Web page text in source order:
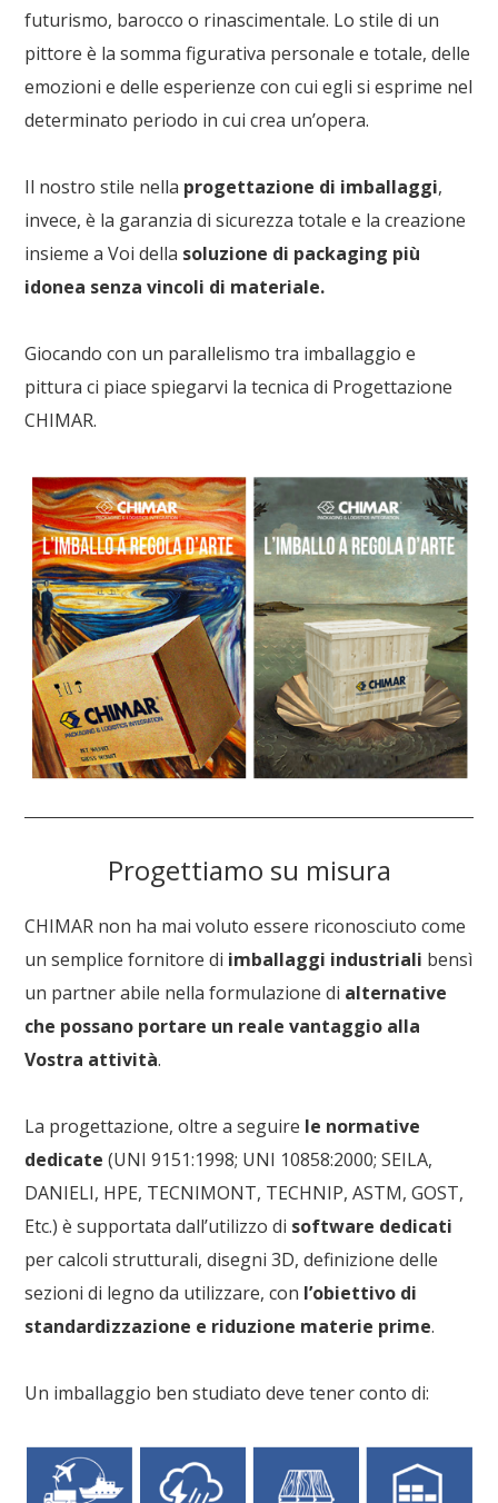
futurismo, barocco o rinascimentale. Lo stile di un
pittore è la somma figurativa personale e totale, delle
emozioni e delle esperienze con cui egli si esprime nel
determinato periodo in cui crea un’opera.
Il nostro stile nella progettazione di imballaggi,
invece, è la garanzia di sicurezza totale e la creazione
insieme a Voi della soluzione di packaging più
idonea senza vincoli di materiale.
Giocando con un parallelismo tra imballaggio e
pittura ci piace spiegarvi la tecnica di Progettazione
CHIMAR.
Progettiamo su misura
CHIMAR non ha mai voluto essere riconosciuto come
un semplice fornitore di imballaggi industriali bensì
un partner abile nella formulazione di alternative
che possano portare un reale vantaggio alla
Vostra attività.
La progettazione, oltre a seguire le normative
dedicate (UNI 9151:1998; UNI 10858:2000; SEILA,
DANIELI, HPE, TECNIMONT, TECHNIP, ASTM, GOST,
Etc.) è supportata dall’utilizzo di software dedicati
per calcoli strutturali, disegni 3D, definizione delle
sezioni di legno da utilizzare, con l’obiettivo di
standardizzazione e riduzione materie prime.
Un imballaggio ben studiato deve tener conto di: